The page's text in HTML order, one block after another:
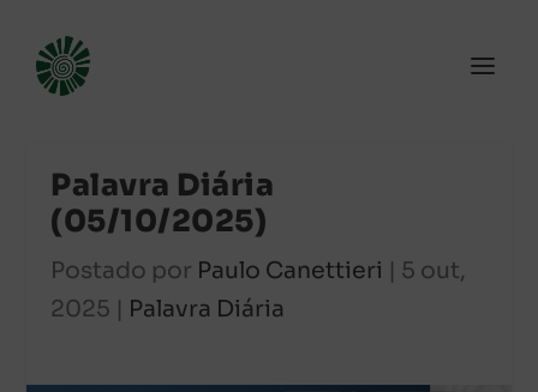
Palavra Diária
(05/10/2025)
Postado por Paulo Canettieri | 5 out,
2025 | Palavra Diária